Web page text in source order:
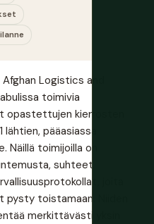
Afghan Logistics and
toimivia
opastettujen kierrosten
pääasiassa
Näillä toimijoilla on
suhteet
joita
toistamaan. Niiden
merkittävästi yksin